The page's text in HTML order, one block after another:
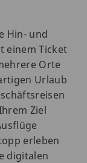
Hin- und
einem Ticket
Orte
Urlaub
Ziel
erleben
digitalen